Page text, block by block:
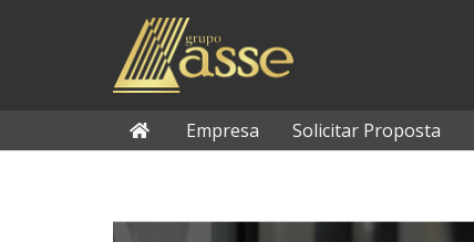
Empresa Solicitar Proposta